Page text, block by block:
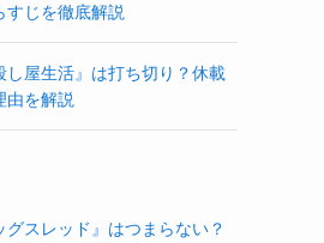
すじを徹底解説
し屋生活』は打ち切り？休載
由を解説
グスレッド』はつまらない？